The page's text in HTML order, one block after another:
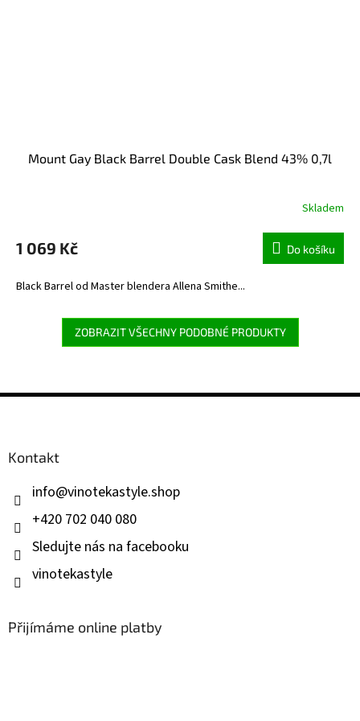
Mount Gay Black Barrel Double Cask Blend 43% 0,7l
Skladem
1 069 Kč Do košíku
Black Barrel od Master blendera Allena Smithe...
ZOBRAZIT VŠECHNY PODOBNÉ PRODUKTY
Z
Kontakt
info@vinotekastyle.shop
+420 702 040 080
Sledujte nás na facebooku
vinotekastyle
Přijímáme online platby